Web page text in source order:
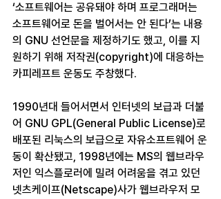
‘소프트웨어는 공유돼야 하며 프로그래머는
소프트웨어로 돈을 벌어서는 안 된다’는 내용
의 GNU 선언문을 제정하기도 했고, 이를 지
원하기 위해 저작권(copyright)에 대응하는
카피레프트 운동도 주창했다.
1990년대 들어서면서 인터넷의 보급과 더불
어 GNU GPL(General Public License)로
배포된 리눅스의 보급으로 자유소프트웨어 운
동이 확산됐고, 1998년에는 MS의 웹브라우
저인 익스플로러에 밀려 어려움을 겪고 있던
넷츠케이프(Netscape)사가 웹브라우저 모